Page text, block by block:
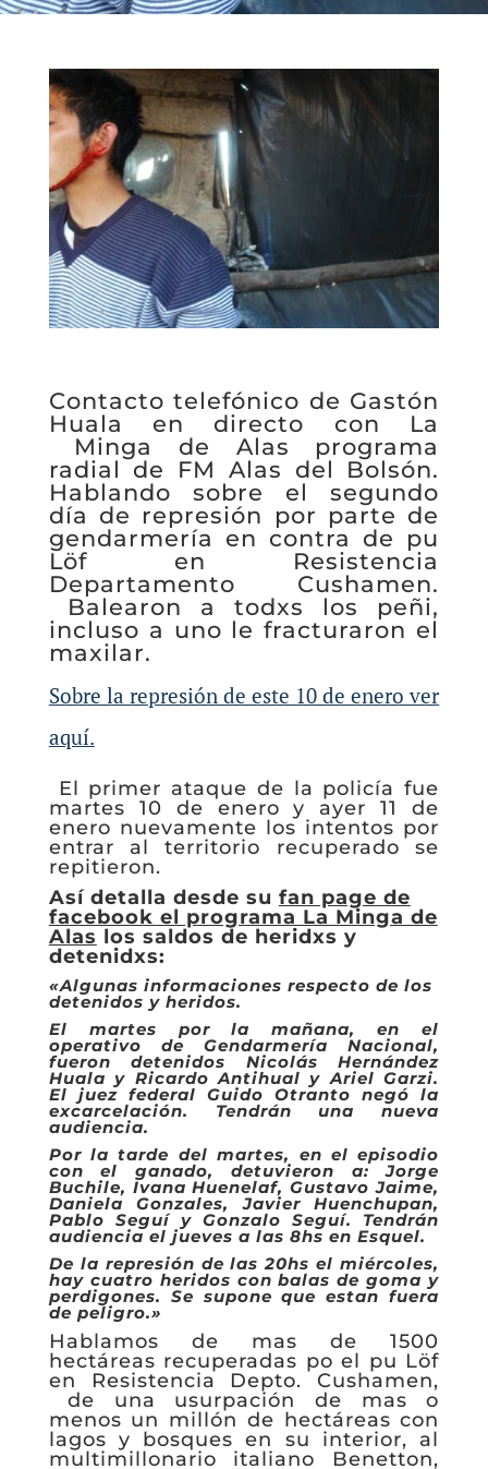
Contacto telefónico de Gastón
Huala en directo con La
Minga de Alas programa
radial de FM Alas del Bolsón.
Hablando sobre el segundo
día de represión por parte de
gendarmería en contra de pu
Löf en Resistencia
Departamento Cushamen.
Balearon a todxs los peñi,
incluso a uno le fracturaron el
maxilar.
Sobre la represión de este 10 de enero ver
aquí.
El primer ataque de la policía fue
martes 10 de enero y ayer 11 de
enero nuevamente los intentos por
entrar al territorio recuperado se
repitieron.
Así detalla desde su fan page de
facebook el programa La Minga de
Alas los saldos de heridxs y
detenidxs:
«Algunas informaciones respecto de los
detenidos y heridos.
El martes por la mañana, en el
operativo de Gendarmería Nacional,
fueron detenidos Nicolás Hernández
Huala y Ricardo Antihual y Ariel Garzi.
El juez federal Guido Otranto negó la
excarcelación. Tendrán una nueva
audiencia.
Por la tarde del martes, en el episodio
con el ganado, detuvieron a: Jorge
Buchile, Ivana Huenelaf, Gustavo Jaime,
Daniela Gonzales, Javier Huenchupan,
Pablo Seguí y Gonzalo Seguí. Tendrán
audiencia el jueves a las 8hs en Esquel.
De la represión de las 20hs el miércoles,
hay cuatro heridos con balas de goma y
perdigones. Se supone que estan fuera
de peligro.»
Hablamos de mas de 1500
hectáreas recuperadas po el pu Löf
en Resistencia Depto. Cushamen,
de una usurpación de mas o
menos un millón de hectáreas con
lagos y bosques en su interior, al
multimillonario italiano Benetton,